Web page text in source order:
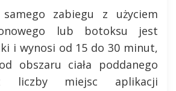
zabiegu z użyciem
lub botoksu jest
i wynosi od 15 do 30 minut,
obszaru ciała poddanego
liczby miejsc aplikacji